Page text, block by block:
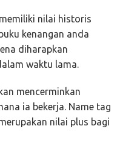
nilai historis
kenangan anda
diharapkan
waktu lama.
mencerminkan
ia bekerja. Name tag
nilai plus bagi